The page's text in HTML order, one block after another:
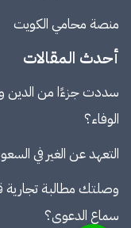
منصة محامي الكويت
أحدث المقالات
سددت جزءًا من الدين
الوفاء؟
التعهد عن الغير في
وصلتك مطالبة
سماع الدعوى؟